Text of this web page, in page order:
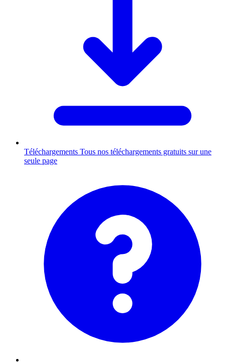
Téléchargements Tous nos téléchargements gratuits sur une
seule page